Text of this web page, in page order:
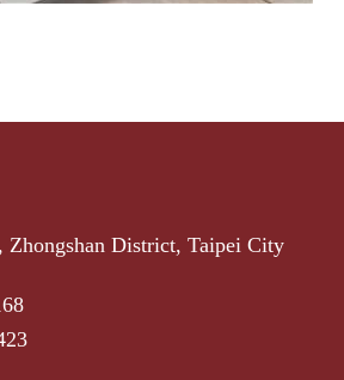
Zhongshan District, Taipei City